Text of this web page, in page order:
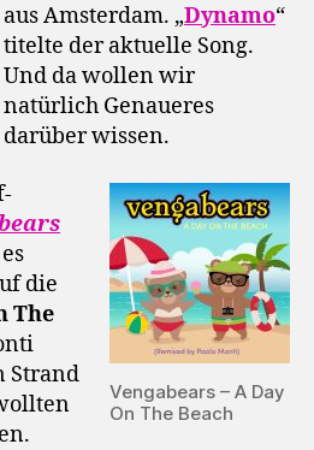
aus Amsterdam. „Dynamo“
titelte der aktuelle Song.
Und da wollen wir
natürlich Genaueres
darüber wissen.
Vengabears – A Day
On The Beach
die
The
Strand